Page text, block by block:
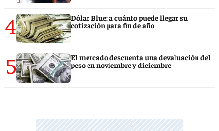
4
Dólar Blue: a cuánto puede llegar su
cotización para fin de año
5
El mercado descuenta una devaluación del
peso en noviembre y diciembre